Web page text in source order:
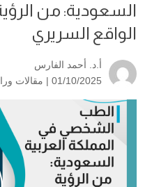
السعودية: من
الواقع السريري
أ.د. أحمد الفارس
01/10/2025 |
مقالات